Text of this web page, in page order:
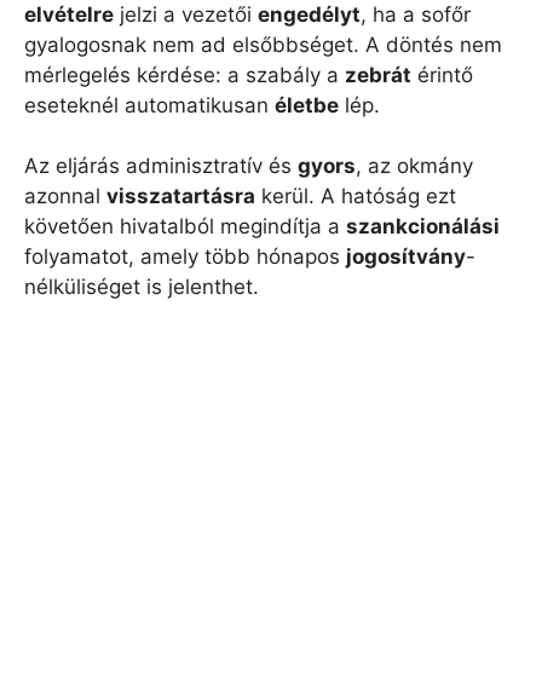
elvételre jelzi a vezetői engedélyt, ha a sofőr
gyalogosnak nem ad elsőbbséget. A döntés nem
mérlegelés kérdése: a szabály a zebrát érintő
eseteknél automatikusan életbe lép.
Az eljárás adminisztratív és gyors, az okmány
azonnal visszatartásra kerül. A hatóság ezt
követően hivatalból megindítja a szankcionálási
folyamatot, amely több hónapos jogosítvány-
nélküliséget is jelenthet.